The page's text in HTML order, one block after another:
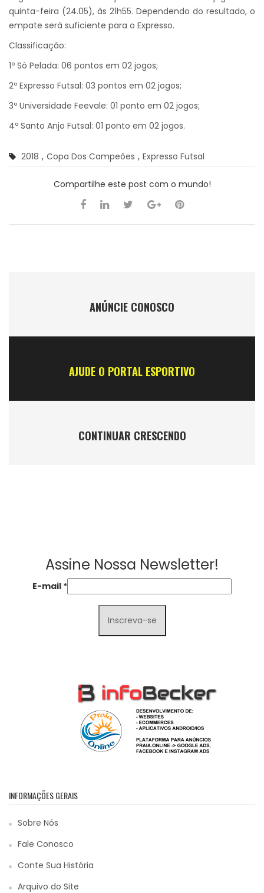
quinta-feira (24.05), às 21h55. Dependendo do resultado, o
empate será suficiente para o Expresso.
Classificação:
1º Só Pelada: 06 pontos em 02 jogos;
2º Expresso Futsal: 03 pontos em 02 jogos;
3º Universidade Feevale: 01 ponto em 02 jogos;
4º Santo Anjo Futsal: 01 ponto em 02 jogos.
2018 , Copa Dos Campeões , Expresso Futsal
Compartilhe este post com o mundo!
ANÚNCIE CONOSCO
AJUDE O PORTAL ESPORTIVO
CONTINUAR CRESCENDO
Assine Nossa Newsletter!
E-mail *
INFORMAÇÕES GERAIS
Sobre Nós
Fale Conosco
Conte Sua História
Arquivo do Site